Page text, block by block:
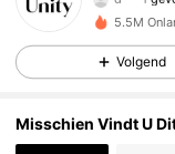
4.81
5.5M
Volgend
Misschien Vindt U